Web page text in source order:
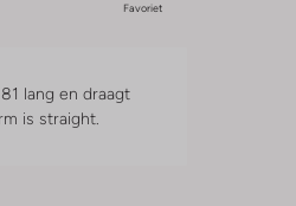
Favoriet
lang en draagt
is straight